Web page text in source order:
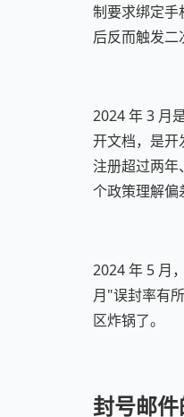
制要求绑定手
后反而触发二
2024 年 3 月
开文档，是开
注册超过两
个政策理解偏
2024 年 5 月
月"误封率有
区炸锅了。
封号邮